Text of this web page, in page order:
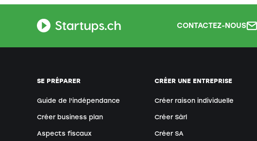
CONTACTEZ-NOUS
SE PRÉPARER
Guide de l'indépendance
Créer business plan
Aspects fiscaux
CRÉER UNE ENTREPRISE
Créer raison individuelle
Créer Sàrl
Créer SA